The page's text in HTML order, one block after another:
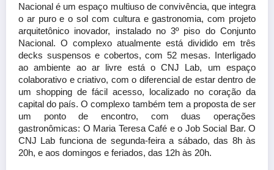
Nacional é um espaço multiuso de convivência, que integra
o ar puro e o sol com cultura e gastronomia, com projeto
arquitetônico inovador, instalado no 3º piso do Conjunto
Nacional. O complexo atualmente está dividido em três
decks suspensos e cobertos, com 52 mesas. Interligado
ao ambiente ao ar livre está o CNJ Lab, um espaço
colaborativo e criativo, com o diferencial de estar dentro de
um shopping de fácil acesso, localizado no coração da
capital do país. O complexo também tem a proposta de ser
um ponto de encontro, com duas operações
gastronômicas: O Maria Teresa Café e o Job Social Bar. O
CNJ Lab funciona de segunda-feira a sábado, das 8h às
20h, e aos domingos e feriados, das 12h às 20h.